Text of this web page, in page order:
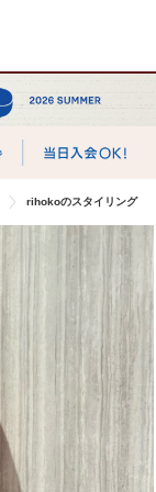
rihokoのスタイリング